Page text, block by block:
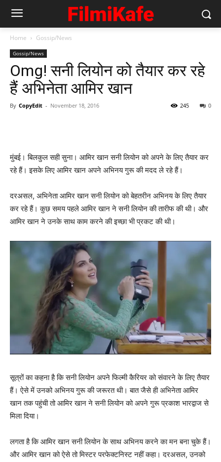
Home Gossip/News
Gossip/News
Omg! सनी लियोन को तैयार कर रहे
हैं अभिनेता आमिर खान
By CopyEdit - November 18, 2016 0
245
मुंबई। बिलकुल सही सुना। आमिर खान सनी लियोन को अपने के लिए तैयार कर
रहे हैं। इसके लिए आमिर खान अपने अभिनय गुरू की मदद ले रहे हैं।
दरअसल, अभिनेता आमिर खान सनी लियोन को बेहतरीन अभिनय के लिए तैयार
कर रहे हैं। कुछ समय पहले आमिर खान ने सनी लियोन की तारीफ की थी। और
आमिर खान ने उनके साथ काम करने की इच्‍छा भी प्रकट की थी।
सूत्रों का कहना है कि सनी लियोन अपने फिल्‍मी कैरियर को संवारने के लिए तैयार
हैं। ऐसे में उनको अभिनय गुरू की जरूरत थी। बात जैसे ही अभिनेता आमिर
खान तक पहुंची तो आमिर खान ने सनी लियोन को अपने गुरू प्रकाश भारद्वाज से
मिला दिया।
लगता है कि आमिर खान सनी लियोन के साथ अभिनय करने का मन बना चुके हैं।
और आमिर खान को ऐसे तो मिस्‍टर परफेक्टनिस्ट नहीं कहा। दरअसल, उनको